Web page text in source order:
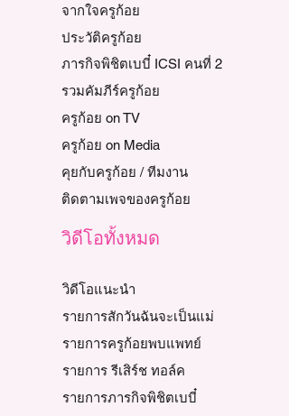
จากใจครูก้อย
ประวัติครูก้อย
ภารกิจพิชิตเบบี๋ ICSI คนที่ 2
รวมคัมภีร์ครูก้อย
ครูก้อย on TV
ครูก้อย on Media
คุยกับครูก้อย / ทีมงาน
ติดตามเพจของครูก้อย
วิดีโอทั้งหมด
วิดีโอแนะนำ
รายการสักวันฉันจะเป็นแม่
รายการครูก้อยพบแพทย์
รายการ รีเสิร์ช ทอล์ค
รายการภารกิจพิชิตเบบี๋